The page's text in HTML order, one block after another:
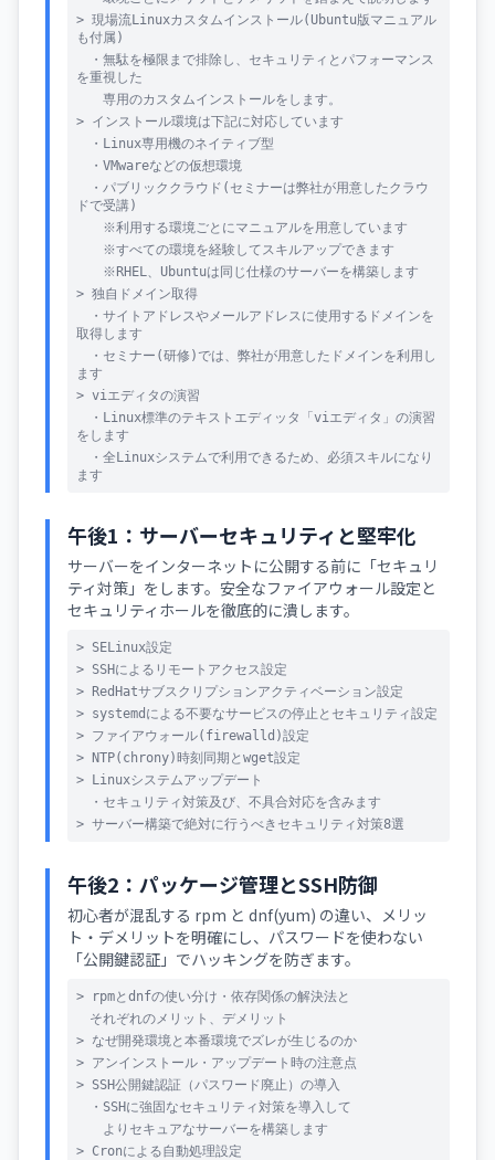
> 現場流Linuxカスタムインストール(Ubuntu版マニュアル
も付属)
・無駄を極限まで排除し、セキュリティとパフォーマンス
を重視した
専用のカスタムインストールをします。
> インストール環境は下記に対応しています
・Linux専用機のネイティブ型
・VMwareなどの仮想環境
・パブリッククラウド(セミナーは弊社が用意したクラウ
ドで受講)
※利用する環境ごとにマニュアルを用意しています
※すべての環境を経験してスキルアップできます
※RHEL、Ubuntuは同じ仕様のサーバーを構築します
> 独自ドメイン取得
・サイトアドレスやメールアドレスに使用するドメインを
取得します
・セミナー(研修)では、弊社が用意したドメインを利用し
ます
> viエディタの演習
・Linux標準のテキストエディッタ「viエディタ」の演習
をします
・全Linuxシステムで利用できるため、必須スキルになり
ます
午後1：サーバーセキュリティと堅牢化
サーバーをインターネットに公開する前に「セキュリ
ティ対策」をします。安全なファイアウォール設定と
セキュリティホールを徹底的に潰します。
> SELinux設定
> SSHによるリモートアクセス設定
> RedHatサブスクリプションアクティベーション設定
> systemdによる不要なサービスの停止とセキュリティ設定
> ファイアウォール(firewalld)設定
> NTP(chrony)時刻同期とwget設定
> Linuxシステムアップデート
・セキュリティ対策及び、不具合対応を含みます
> サーバー構築で絶対に行うべきセキュリティ対策8選
午後2：パッケージ管理とSSH防御
初心者が混乱する rpm と dnf(yum) の違い、メリッ
ト・デメリットを明確にし、パスワードを使わない
「公開鍵認証」でハッキングを防ぎます。
> rpmとdnfの使い分け・依存関係の解決法と
それぞれのメリット、デメリット
> なぜ開発環境と本番環境でズレが生じるのか
> アンインストール・アップデート時の注意点
> SSH公開鍵認証（パスワード廃止）の導入
・SSHに強固なセキュリティ対策を導入して
よりセキュアなサーバーを構築します
> Cronによる自動処理設定